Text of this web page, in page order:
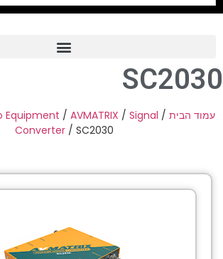
Frame Grabber
Industrial Camera
Professional Monitors
C-Mount Lenss
Visualizer
SC2030
עמוד הבית /
Equipment / AVMATRIX / Signal
Converter/ SC2030